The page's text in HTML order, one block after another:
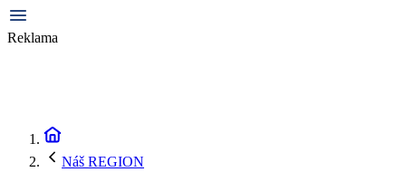
Reklama
Náš REGION